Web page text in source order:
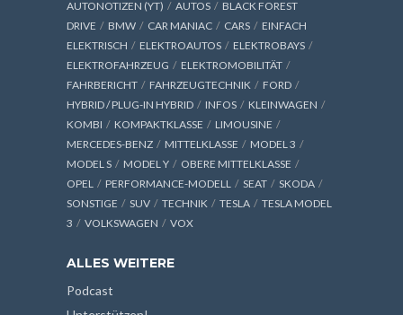
AUTONOTIZEN (YT)
AUTOS
BLACK FOREST
DRIVE
BMW CAR MANIAC CARS
EINFACH
ELEKTRISCH
ELEKTROAUTOS
ELEKTROBAYS
ELEKTROFAHRZEUG
ELEKTROMOBILITÄT
FAHRBERICHT
FAHRZEUGTECHNIK
FORD
HYBRID / PLUG-IN HYBRID
INFOS
KLEINWAGEN
KOMBI
KOMPAKTKLASSE
LIMOUSINE
MERCEDES-BENZ
MITTELKLASSE
MODEL 3
MODEL S
MODEL Y
OBERE MITTELKLASSE
OPEL
PERFORMANCE-MODELL SEAT
SKODA
SONSTIGE
SUV TECHNIK TESLA
TESLA MODEL
3
VOLKSWAGEN VOX
ALLES WEITERE
Podcast